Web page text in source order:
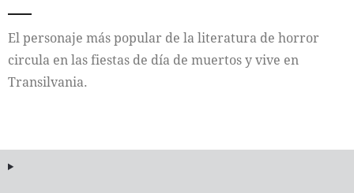
El personaje más popular de la literatura de horror
circula en las fiestas de día de muertos y vive en
Transilvania.